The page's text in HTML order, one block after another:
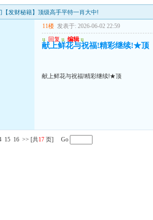
【发财秘籍】顶级高手平特一肖大中!
11楼 发表于: 2026-06-02 22:59
u 回复 u 编辑 u
献上鲜花与祝福!精彩继续!★顶
献上鲜花与祝福!精彩继续!★顶
15 16 >> [共17 页] Go